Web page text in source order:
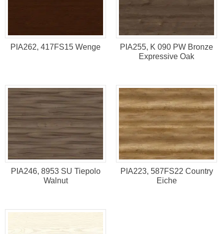
PIA262, 417FS15 Wenge
PIA255, K 090 PW Bronze
Expressive Oak
PIA246, 8953 SU Tiepolo
Walnut
PIA223, 587FS22 Country
Eiche